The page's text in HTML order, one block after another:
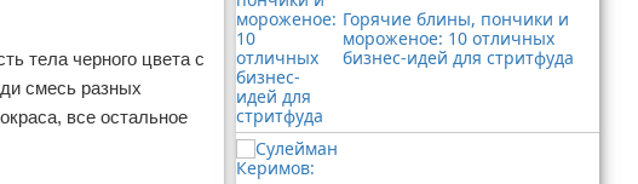
тела черного цвета с
смесь разных
все остальное
Горячие блины, пончики и
мороженое: 10 отличных
бизнес-идей для стритфуда